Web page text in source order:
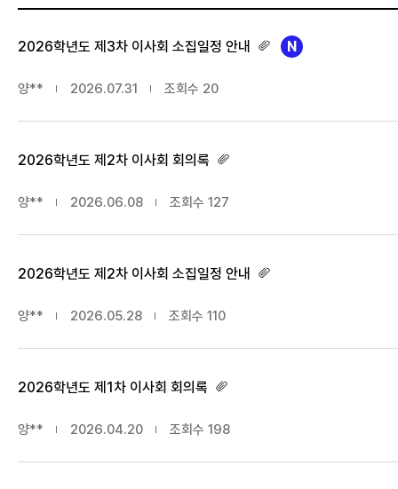
2026학년도 제3차 이사회 소집일정 안내
양** 2026.07.31 조회수 20
2026학년도 제2차 이사회 회의록
양** 2026.06.08 조회수 127
2026학년도 제2차 이사회 소집일정 안내
양** 2026.05.28 조회수 110
2026학년도 제1차 이사회 회의록
양** 2026.04.20 조회수 198